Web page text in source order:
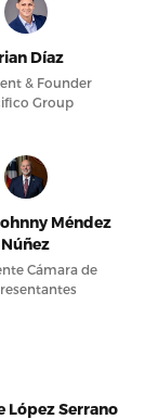
Díaz
& Founder
Group
Méndez
Núñez
Cámara de
López Serrano